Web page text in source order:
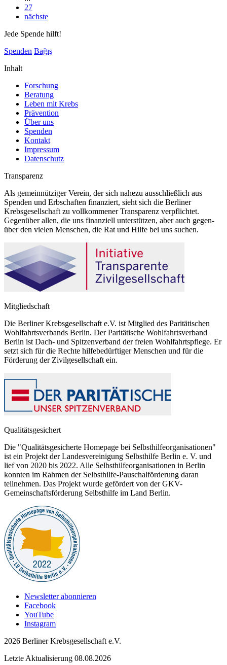
27
nächste
Jede Spende hilft!
Spenden Bağış
Inhalt
Forschung
Beratung
Leben mit Krebs
Prävention
Über uns
Spenden
Kontakt
Impressum
Datenschutz
Transparenz
Als gemeinnütziger Verein, der sich nahezu ausschließlich aus
Spenden und Erbschaften finanziert, sieht sich die Berliner
Krebsgesellschaft zu vollkommener Transparenz verpflichtet.
Gegenüber allen, die uns finanziell unterstützen, aber auch gegen-
über den vielen Menschen, die Rat und Hilfe bei uns suchen.
Mitgliedschaft
Die Berliner Krebsgesellschaft e.V. ist Mitglied des Paritätischen
Wohlfahrtsverbands Berlin. Der Paritätische Wohlfahrtsverband
Berlin ist Dach- und Spitzenverband der freien Wohlfahrtspflege. Er
setzt sich für die Rechte hilfebedürftiger Menschen und für die
Förderung der Zivilgesellschaft ein.
Qualitätsgesichert
Die "Qualitätsgesicherte Homepage bei Selbsthilfeorganisationen"
ist ein Projekt der Landesvereinigung Selbsthilfe Berlin e. V. und
lief von 2020 bis 2022. Alle Selbsthilfeorganisationen in Berlin
konnten im Rahmen der Selbsthilfe-Pauschalförderung daran
teilnehmen. Das Projekt wurde gefördert von der GKV-
Gemeinschaftsförderung Selbsthilfe im Land Berlin.
Newsletter abonnieren
Facebook
YouTube
Instagram
2026 Berliner Krebsgesellschaft e.V.
Letzte Aktualisierung 08.08.2026